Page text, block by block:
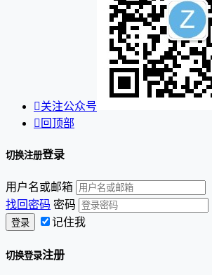
关注公众号
 回顶部
切换注册登录
用户名或邮箱
找回密码 密码
记住我
切换登录注册